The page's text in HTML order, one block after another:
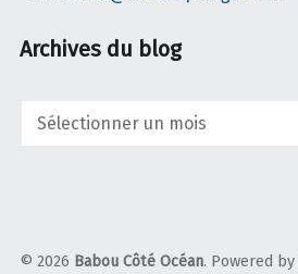
Archives du blog
Archives
© 2026 Babou Côté Océan. Powered by